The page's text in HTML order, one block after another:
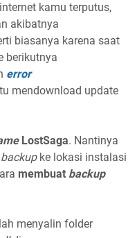
kamu terputus,
akibatnya
biasanya karena saat
berikutnya
error
mendownload update
LostSaga. Nantinya
backup ke lokasi instalasi
membuat backup
menyalin folder